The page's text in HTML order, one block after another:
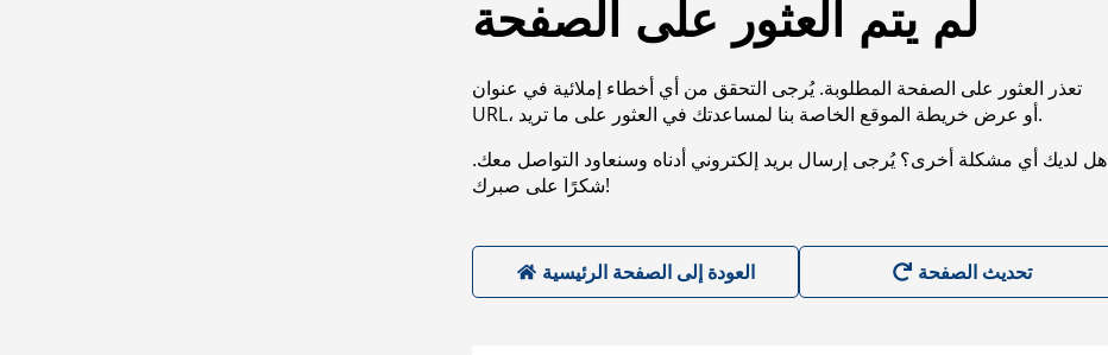
لم يتم العثور على الصفحة
تعذر العثور على الصفحة المطلوبة. يُرجى التحقق من أي أخطاء إملائية في عنوان
URL، أو عرض خريطة الموقع الخاصة بنا لمساعدتك في العثور على ما تريد.
هل لديك أي مشكلة أخرى؟ يُرجى إرسال بريد إلكتروني أدناه وسنعاود التواصل معك.
شكرًا على صبرك!
العودة إلى الصفحة الرئيسية